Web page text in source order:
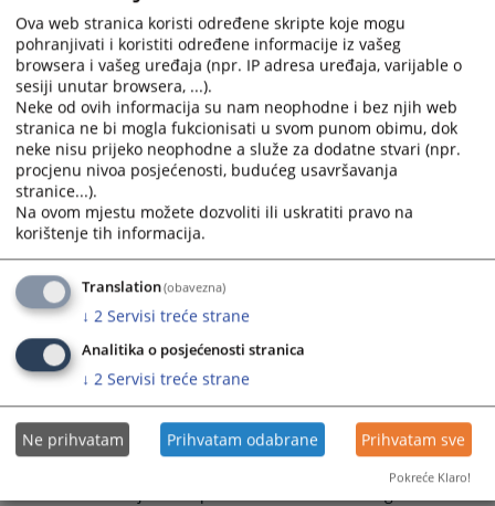
anonimizaciju sudskih odluka.
12.05.2008.
Ko vrši izbor odluka koje se objavljuju u
bazi?
Tzv. kriterije bitnosti utvrđuje stalna komisija za Centar za
sudsku dokumentaciju koju čine istaknuti domaći pravni
stručnjaci. Prvi kriterij koji je odobrila komisija je vremenski
kriterij, na osnovu kojeg je Centar inicirao prikupljanje
odluka iz perioda od 2003. godine do danas.
12.05.2008.
Da li se u bazi nalaze odluke svih sudova
Ne, baza trenutno sadrži odluke entitetskih vrhovnih sudova,
te odluke Apelacionog suda Brčko Distrikta. Baza takođe
Ova web stranica koristi određene skripte koje mogu
pohranjivati i koristiti određene informacije iz vašeg
browsera i vašeg uređaja (npr. IP adresa uređaja, varijable o
sesiji unutar browsera, ...).
Neke od ovih informacija su nam neophodne i bez njih web
stranica ne bi mogla fukcionisati u svom punom obimu, dok
neke nisu prijeko neophodne a služe za dodatne stvari (npr.
procjenu nivoa posjećenosti, budućeg usavršavanja
stranice...).
Na ovom mjestu možete dozvoliti ili uskratiti pravo na
korištenje tih informacija.
Translation(obavezna)
↓ 2 Servisi treće strane
Analitika o posjećenosti stranica
↓ 2 Servisi treće strane
Ne prihvatam Prihvatam odabrane Prihvatam sve
Pokreće Klaro!